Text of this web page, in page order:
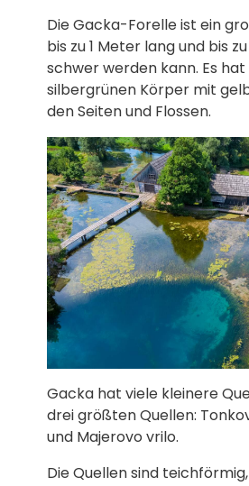
Die Gacka-Forelle ist ein
bis zu 1 Meter lang und bis
schwer werden kann. Es
silbergrünen Körper mit
den Seiten und Flossen.
Gacka hat viele kleinere
drei größten Quellen:
und Majerovo vrilo.
Die Quellen sind